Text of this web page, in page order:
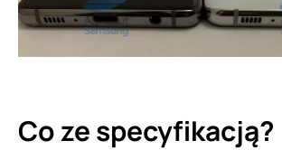
Co ze specyfikacją?